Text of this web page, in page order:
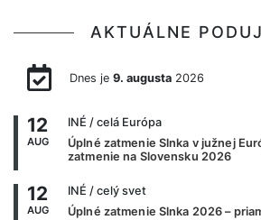
AKTUÁLNE
Dnes je 9. augusta2026
12
AUG
INÉ / celá Európa
Úplné zatmenie Slnka v južnej
zatmenie na Slovensku 2026
12
AUG
INÉ / celý svet
Úplné zatmenie Slnka 2026 –